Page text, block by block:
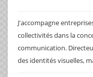
J'accompagne
collectivités dans la
communication.
des identités visuelles,